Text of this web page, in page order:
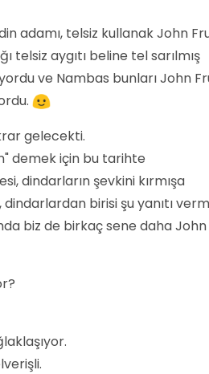
adamı, telsiz kullanak John
telsiz aygıtı beline tel sarılmış
ve Nambas bunları John
gelecekti.
demek için bu tarihte
dindarların şevkini kırmışa
birisi şu yanıtı
biz de birkaç sene daha John